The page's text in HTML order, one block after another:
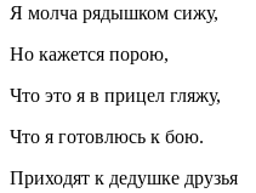
Я молча рядышком сижу,
Но кажется порою,
Что это я в прицел гляжу,
Что я готовлюсь к бою.
Приходят к дедушке друзья